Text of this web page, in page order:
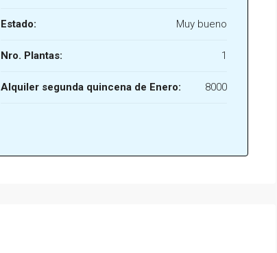
Estado: Muy bueno
Nro. Plantas: 1
Alquiler segunda quincena de Enero: 8000